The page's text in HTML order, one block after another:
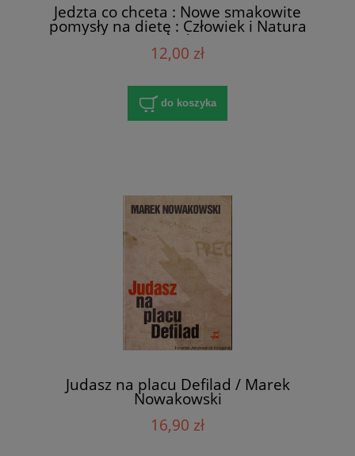
Jedzta co chceta : Nowe smakowite
pomysły na dietę : Człowiek i Natura
2(5)/93 / Maja Błaszczyszyn
12,00 zł
do koszyka
Judasz na placu Defilad / Marek
Nowakowski
16,90 zł